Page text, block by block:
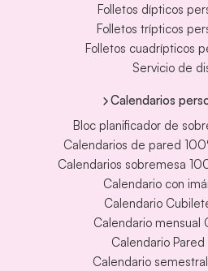
Folletos dípticos
Folletos trípticos
Folletos cuadrípticos
Servicio de
Calendarios
Bloc planificador de
Calendarios de pared
Calendarios sobremesa
Calendario con
Calendario
Calendario mensual
Calendario Pared
Calendario